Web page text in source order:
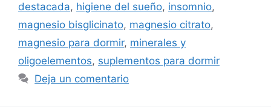
destacada, higiene del sueño, insomnio,
magnesio bisglicinato, magnesio citrato,
magnesio para dormir, minerales y
oligoelementos, suplementos para dormir
Deja un comentario